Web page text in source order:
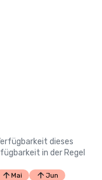
2019
- #9
dieses
in der Regel
Mai
Jun